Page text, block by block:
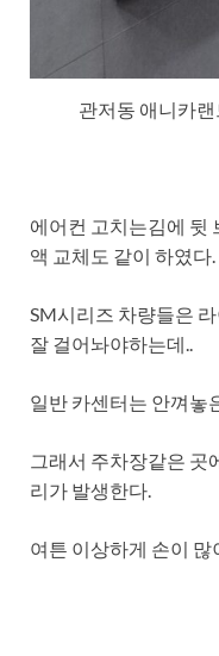
관저동 애니카
에어컨 고치는김에 뒷
액 교체도 같이 하였다.
SM시리즈 차량들은
잘 걸어놔야하는데..
일반 카센터는 안껴놓
그래서 주차장같은 곳
리가 발생한다.
여튼 이상하게 손이